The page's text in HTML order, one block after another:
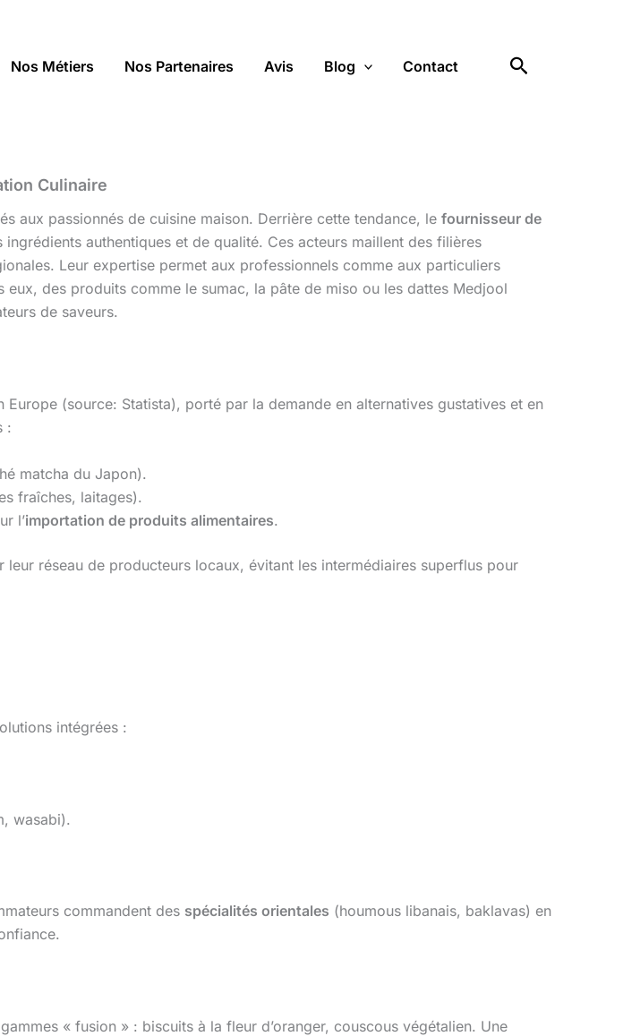
Nos Métiers Nos Partenaires Avis Blog Contact Rechercher
Culinaire
aux passionnés de cuisine maison. Derrière cette tendance, le fournisseur de
authentiques et de qualité. Ces acteurs maillent des filières
Leur expertise permet aux professionnels comme aux particuliers
eux, des produits comme le sumac, la pâte de miso ou les dattes Medjool
de saveurs.
(source: Statista), porté par la demande en alternatives gustatives et en
:
matcha du Japon).
fraîches, laitages).
l’importation de produits alimentaires.
leur réseau de producteurs locaux, évitant les intermédiaires superflus pour
intégrées :
wasabi).
commandent des spécialités orientales (houmous libanais, baklavas) en
« fusion » : biscuits à la fleur d’oranger, couscous végétalien. Une